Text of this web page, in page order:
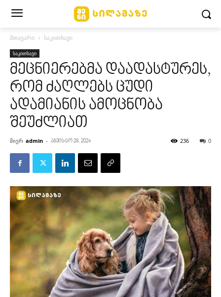
მთავარი საკითხავი
საკითხავი
მეცნიერებმა დაადასტურეს,
რომ ძაღლებს ცუდი
ადამიანის ამოცნობა
შეუძლიათ
მიერ admin - აგვისტო 28, 2024 0
236